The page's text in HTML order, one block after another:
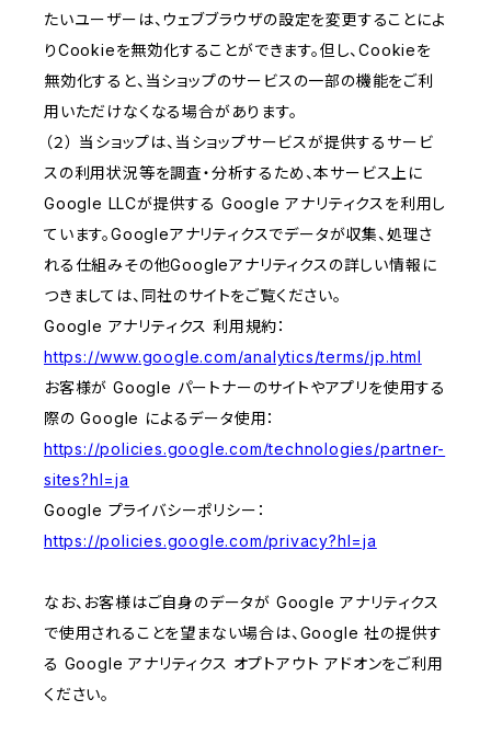
たいユーザーは、ウェブブラウザの設定を変更することによ
りCookieを無効化することができます。但し、Cookieを
無効化すると、当ショップのサービスの一部の機能をご利
用いただけなくなる場合があります。
（２） 当ショップは、当ショップサービスが提供するサービ
スの利用状況等を調査・分析するため、本サービス上に
Google LLCが提供する Google アナリティクスを利用し
ています。Googleアナリティクスでデータが収集、処理さ
れる仕組みその他Googleアナリティクスの詳しい情報に
つきましては、同社のサイトをご覧ください。
Google アナリティクス 利用規約：
https://www.google.com/analytics/terms/jp.html
お客様が Google パートナーのサイトやアプリを使用する
際の Google によるデータ使用：
https://policies.google.com/technologies/partner-
sites?hl=ja
Google プライバシーポリシー：
https://policies.google.com/privacy?hl=ja
なお、お客様はご自身のデータが Google アナリティクス
で使用されることを望まない場合は、Google 社の提供す
る Google アナリティクス オプトアウト アドオンをご利用
ください。